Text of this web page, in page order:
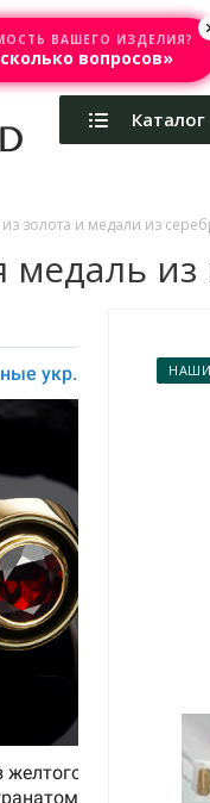
Изготовление
Каталог
золота и медали из
из
ВАШЕГО ИЗДЕЛИЯ?
вопросов»